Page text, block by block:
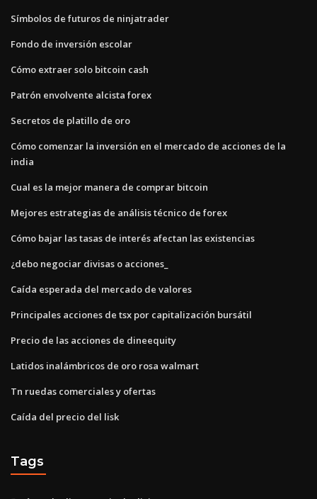
Símbolos de futuros de ninjatrader
Fondo de inversión escolar
Cómo extraer solo bitcoin cash
Patrón envolvente alcista forex
Secretos de platillo de oro
Cómo comenzar la inversión en el mercado de acciones de la
india
Cual es la mejor manera de comprar bitcoin
Mejores estrategias de análisis técnico de forex
Cómo bajar las tasas de interés afectan las existencias
¿debo negociar divisas o acciones_
Caída esperada del mercado de valores
Principales acciones de tsx por capitalización bursátil
Precio de las acciones de dineequity
Latidos inalámbricos de oro rosa walmart
Tn ruedas comerciales y ofertas
Caída del precio del lisk
Tags